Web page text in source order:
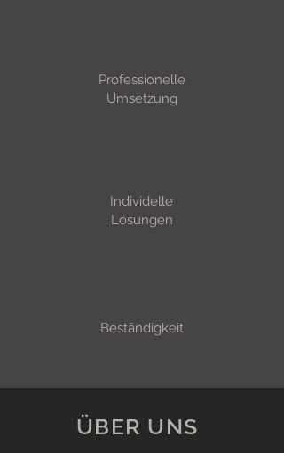
Professionelle
Umsetzung
Individelle
Lösungen
Beständigkeit
ÜBER UNS